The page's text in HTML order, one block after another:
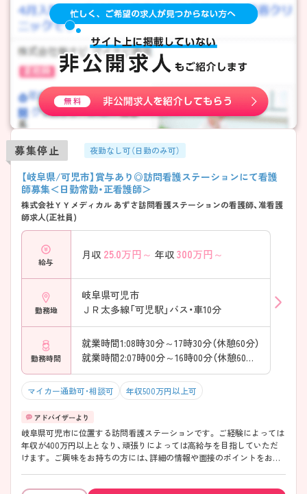
募集停止 夜勤なし可（日勤のみ可）
【岐阜県/可児市】賞与あり◎訪問看護ステーションにて看護
師募集＜日勤常勤・正看護師＞
株式会社ＹＹメディカル あずさ訪問看護ステーションの看護師、准看護
師求人(正社員)
給与
月収 25.0万円～ 年収 300万円～
勤務地
岐阜県可児市
ＪＲ太多線「可児駅」バス・車10分
勤務時間
就業時間1:08時30分～17時30分（休憩60分）
就業時間2:07時00分～16時00分（休憩60分）
マイカー通勤可・相談可 年収500万円以上可
岐阜県可児市に位置する訪問看護ステーションです。 ご経験によっては
年収が400万円以上となり、頑張りによっては高給与を目指していただ
けます。 ご興味をお持ちの方には、詳細の情報や面接のポイントをお伝